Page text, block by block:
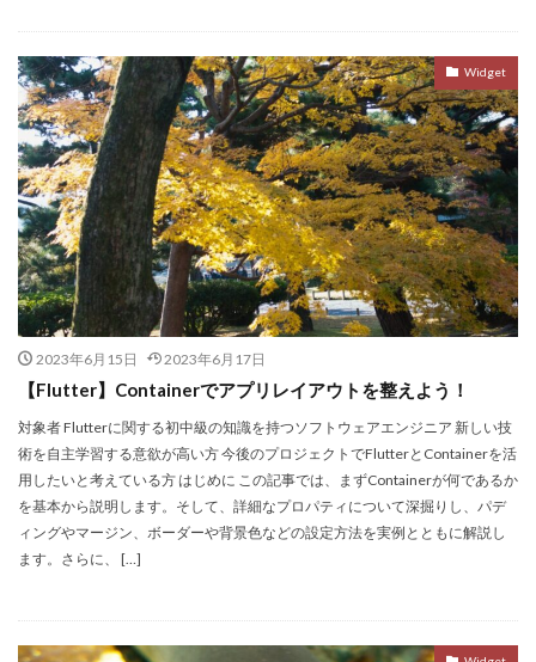
Widget
2023年6月15日 2023年6月17日
【Flutter】Containerでアプリレイアウトを整えよう！
対象者 Flutterに関する初中級の知識を持つソフトウェアエンジニア 新しい技
術を自主学習する意欲が高い方 今後のプロジェクトでFlutterとContainerを活
用したいと考えている方 はじめに この記事では、まずContainerが何であるか
を基本から説明します。そして、詳細なプロパティについて深掘りし、パデ
ィングやマージン、ボーダーや背景色などの設定方法を実例とともに解説し
ます。さらに、 […]